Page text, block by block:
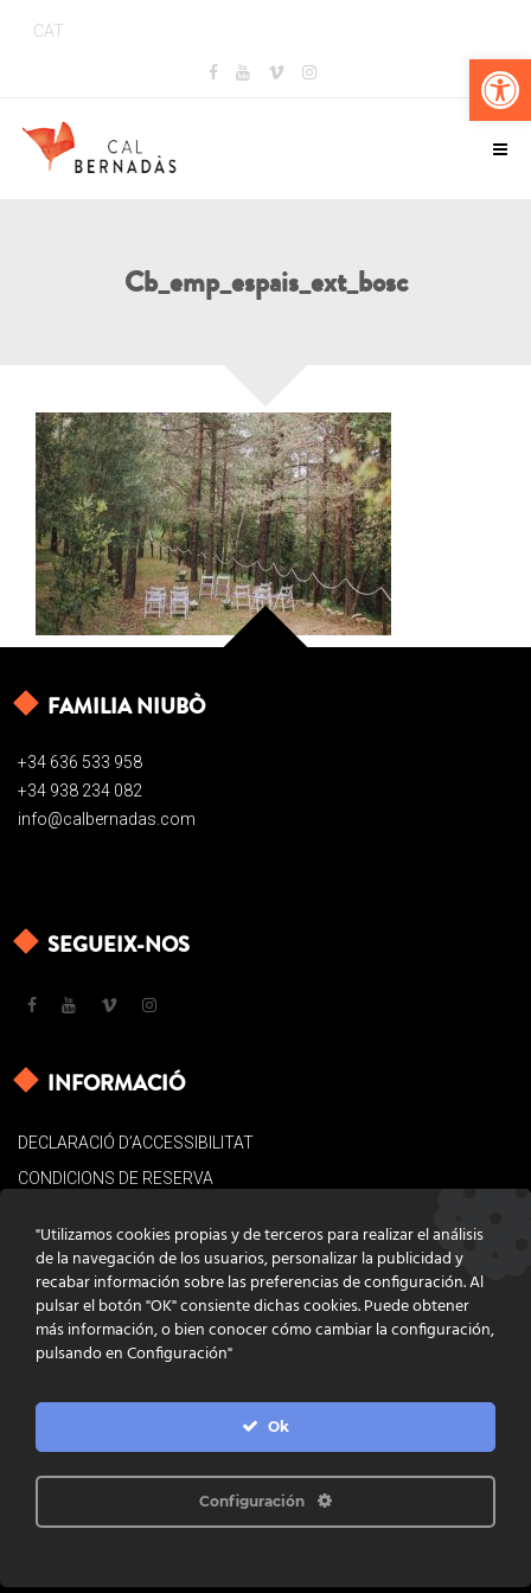
CAT
Cb_emp_espais_ext_bosc
FAMILIA NIUBÒ
+34 636 533 958
+34 938 234 082
info@calbernadas.com
SEGUEIX-NOS
INFORMACIÓ
DECLARACIÓ D’ACCESSIBILITAT
CONDICIONS DE RESERVA
POLÍTICA DE COOKIES
CONTACTE
PROGRAMACIÓ INFOACTIVA'T
"Utilizamos cookies propias y de terceros para realizar el análisis
de la navegación de los usuarios, personalizar la publicidad y
recabar información sobre las preferencias de configuración. Al
pulsar el botón "OK" consiente dichas cookies. Puede obtener
más información, o bien conocer cómo cambiar la configuración,
pulsando en Configuración"
Ok
Configuración